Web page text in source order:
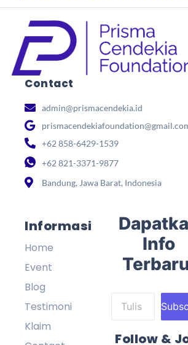
Contact
admin@prismacendekia.id
+62 858-6429-1539
+62 821-3371-9877
Bandung, Jawa Barat, Indonesia
Informasi
Home
Event
Blog
Testimoni
Klaim
Info
Follow &